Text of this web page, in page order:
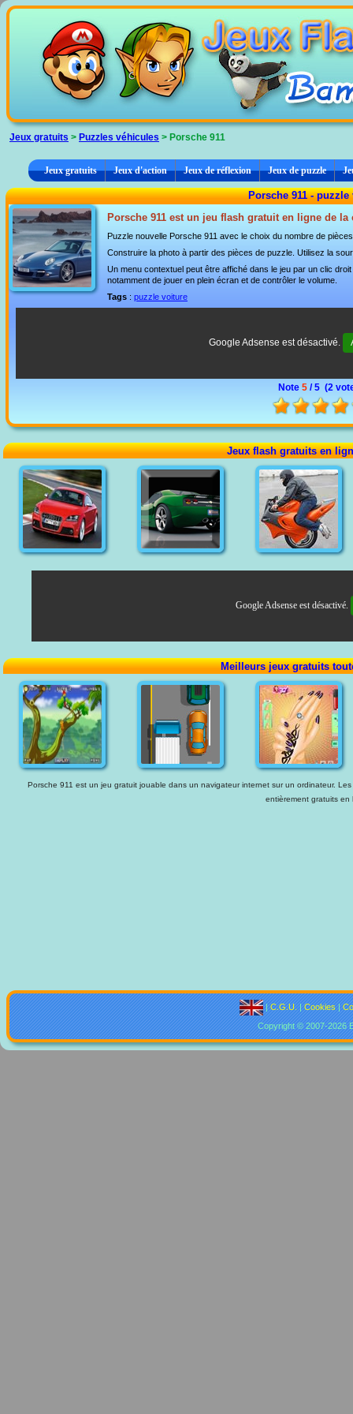
Jeux gratuits > Puzzles véhicules > Porsche 911
Jeux gratuits Jeux d'action Jeux de réflexion Jeux de puzzle
Porsche 911 - puzzle
Porsche 911 est un jeu flash gratuit en ligne de
Puzzle nouvelle Porsche 911 avec le choix du nombre de
Construire la photo à partir des pièces de puzzle. Utilisez la
Un menu contextuel peut être affiché dans le jeu par un clic
notamment de jouer en plein écran et de contrôler le volume.
Tags : puzzle voiture
Google Adsense est désactivé.
Note 5/ 5 (2
Jeux flash gratuits en
Google Adsense est désactivé.
Meilleurs jeux gratuits
Porsche 911 est un jeu gratuit jouable dans un navigateur internet sur un ordinateur.
entièrement gratuits en
|C.G.U.|Cookies|
Copyright © 2007-2026
Panneau de gestion des cookies